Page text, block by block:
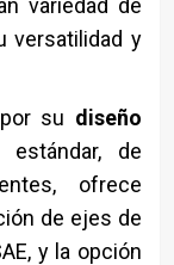
versatilidad y
su diseño
de
ofrece
de ejes de
y la opción